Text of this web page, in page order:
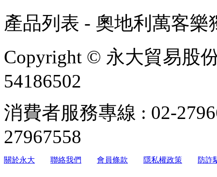
產品列表 - 奧地利萬客樂
Copyright © 永大貿易股
54186502
消費者服務專線 : 02-
27967558
關於永大 聯絡我們 會員條款 隱私權政策 防詐